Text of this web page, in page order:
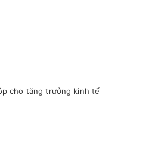
cho tăng trưởng kinh tế